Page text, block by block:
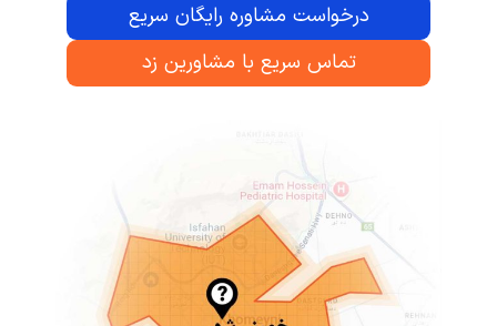
درخواست مشاوره رایگان سریع
تماس سریع با مشاورین زد